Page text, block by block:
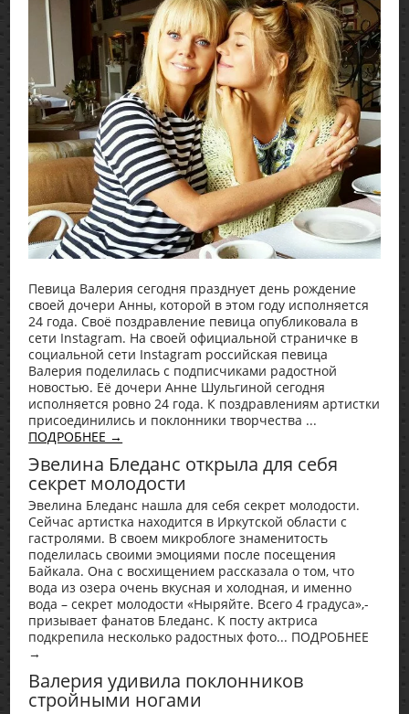
Певица Валерия сегодня празднует день рождение
своей дочери Анны, которой в этом году исполняется
24 года. Своё поздравление певица опубликовала в
сети Instagram. На своей официальной страничке в
социальной сети Instagram российская певица
Валерия поделилась с подписчиками радостной
новостью. Её дочери Анне Шульгиной сегодня
исполняется ровно 24 года. К поздравлениям артистки
присоединились и поклонники творчества ...
ПОДРОБНЕЕ →
Эвелина Бледанс открыла для себя
секрет молодости
Эвелина Бледанс нашла для себя секрет молодости.
Сейчас артистка находится в Иркутской области с
гастролями. В своем микроблоге знаменитость
поделилась своими эмоциями после посещения
Байкала. Она с восхищением рассказала о том, что
вода из озера очень вкусная и холодная, и именно
вода – секрет молодости «Ныряйте. Всего 4 градуса»,-
призывает фанатов Бледанс. К посту актриса
подкрепила несколько радостных фото... ПОДРОБНЕЕ
→
Валерия удивила поклонников
стройными ногами